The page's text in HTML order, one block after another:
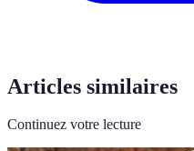
Articles similaires
Continuez votre lecture